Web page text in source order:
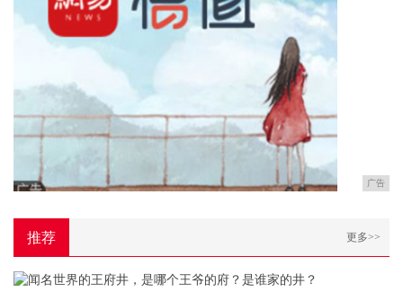
广告
推荐 更多>>